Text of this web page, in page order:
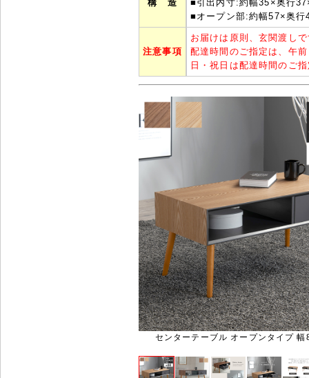
構 造
■引出内寸:約幅35×奥行
■オープン部:約幅57×奥
注意事項
お届けは原則、玄関渡し
配達時間のご指定は、午
日・祝日は配達時間のご
センターテーブル オープンタイプ